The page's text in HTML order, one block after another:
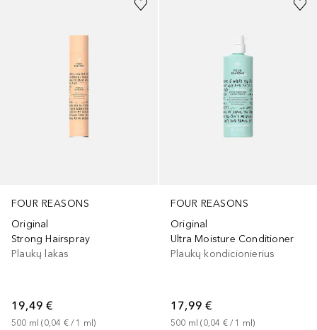
FOUR REASONS
Original
Strong Hairspray
Plaukų lakas
19,49 €
500 ml (0,04 € / 1 ml)
FOUR REASONS
Original
Ultra Moisture Conditioner
Plaukų kondicionierius
17,99 €
500 ml (0,04 € / 1 ml)